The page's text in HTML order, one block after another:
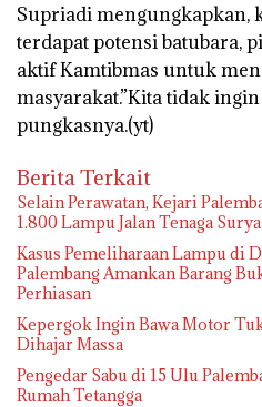
Supriadi mengungkapkan,
terdapat potensi batubara,
aktif Kamtibmas untuk
masyarakat.”Kita tidak
pungkasnya.(yt)
Berita Terkait
Selain Perawatan, Kejari
1.800 Lampu Jalan Tenaga Surya
Kasus Pemeliharaan Lampu di
Palembang Amankan Barang
Perhiasan
Kepergok Ingin Bawa Motor
Dihajar Massa
Pengedar Sabu di 15 Ulu
Rumah Tetangga